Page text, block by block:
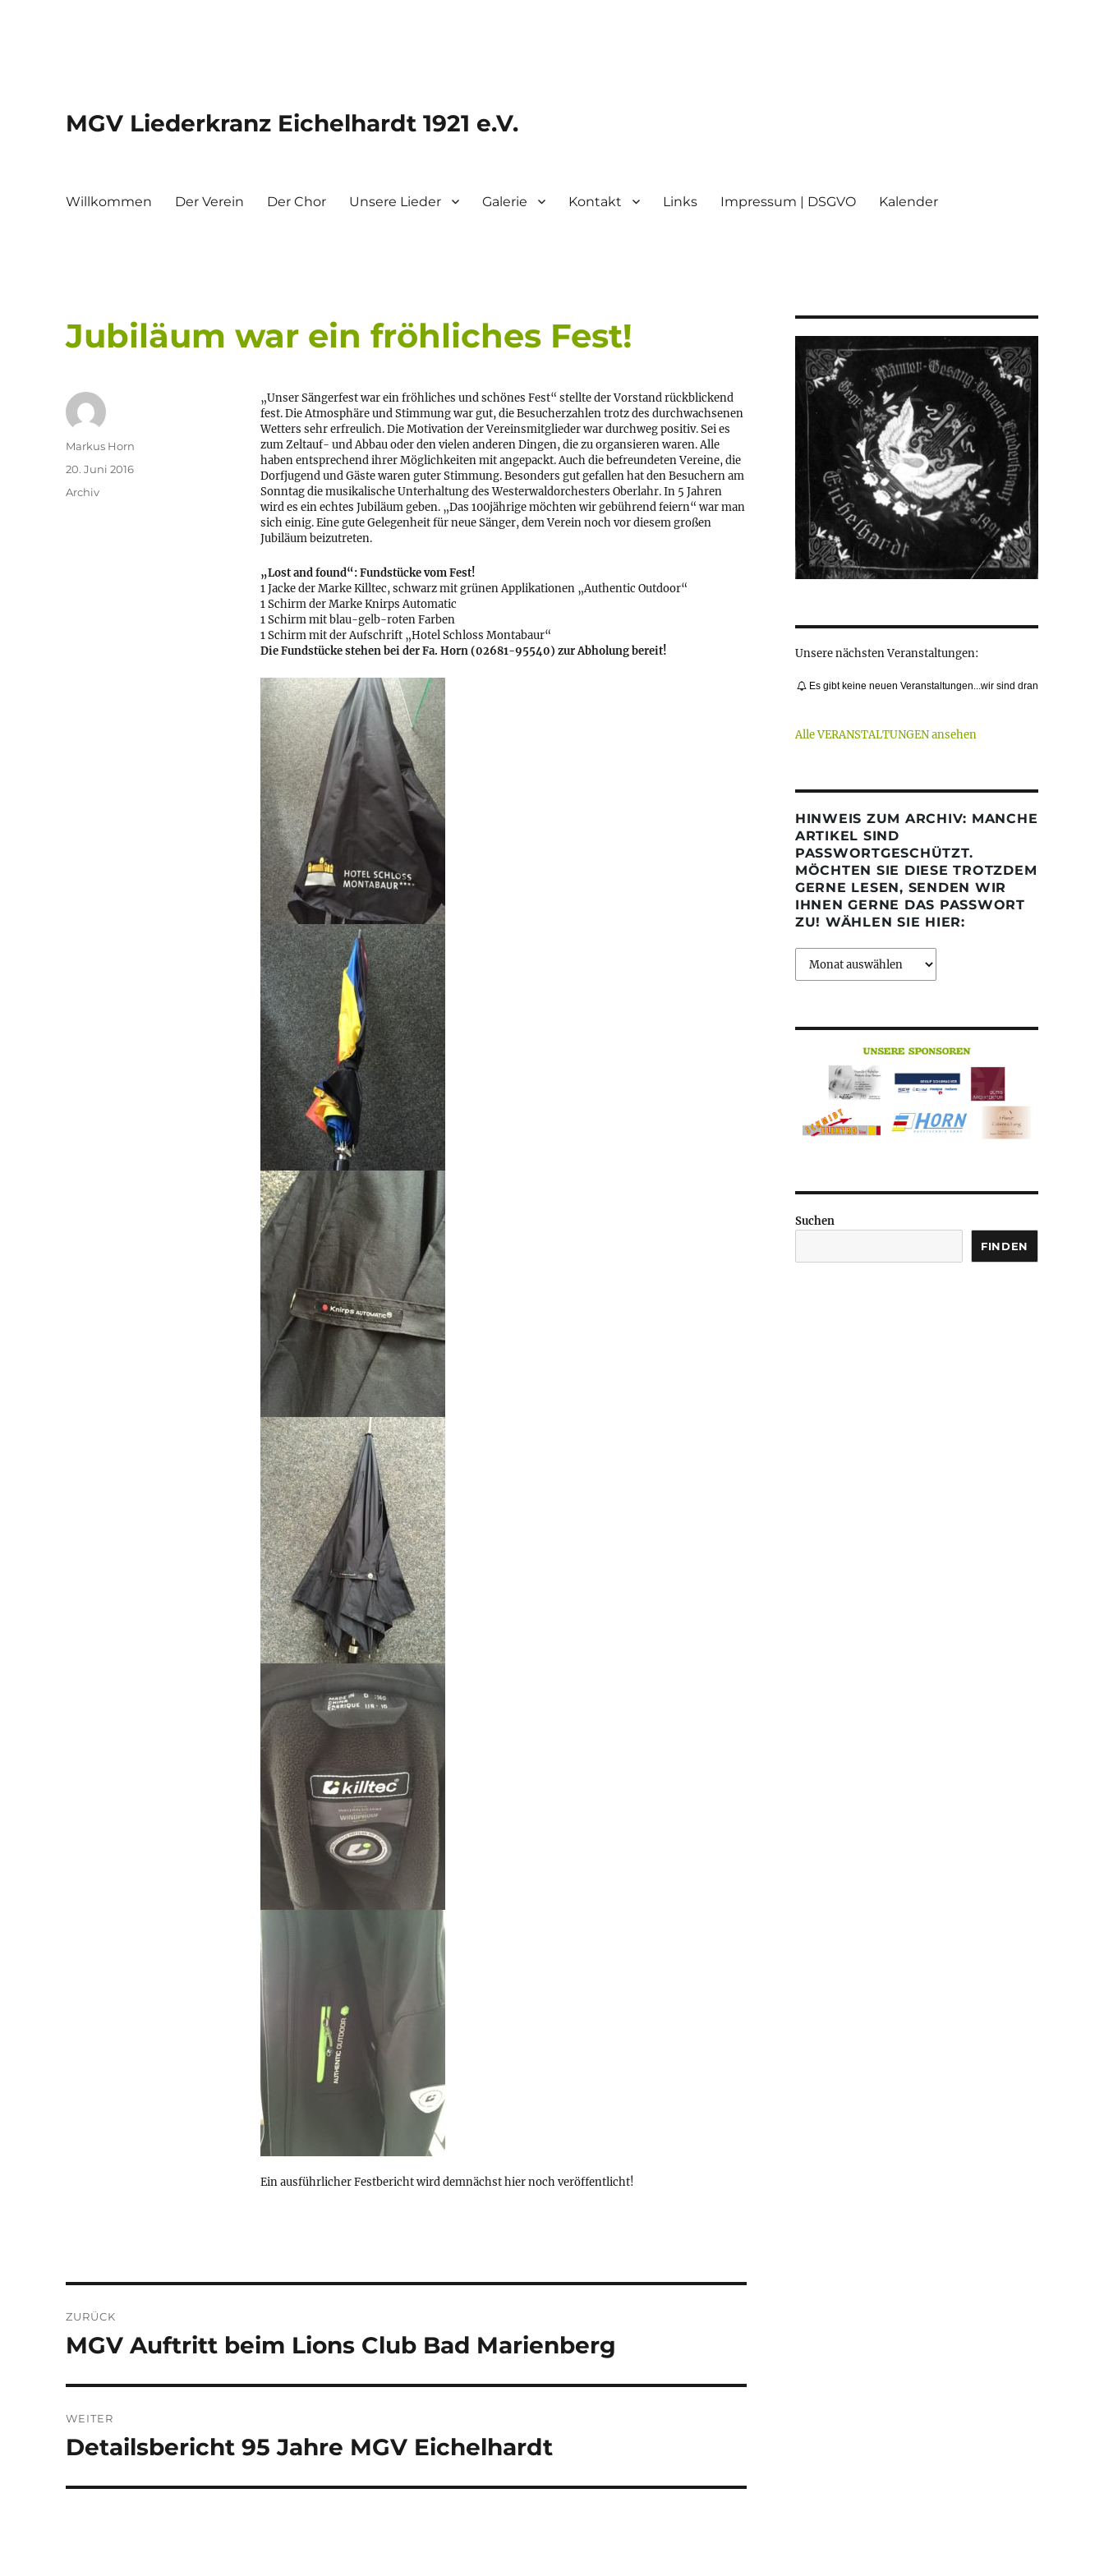
MGV Liederkranz Eichelhardt 1921 e.V.
Willkommen Der Verein Der Chor Unsere Lieder Galerie Kontakt Links Impressum | DSGVO Kalender
Jubiläum war ein fröhliches Fest!
„Unser Sängerfest war ein fröhliches und schönes Fest“ stellte der Vorstand rückblickend
fest. Die Atmosphäre und Stimmung war gut, die Besucherzahlen trotz des durchwachsenen
Wetters sehr erfreulich. Die Motivation der Vereinsmitglieder war durchweg positiv. Sei es
zum Zeltauf- und Abbau oder den vielen anderen Dingen, die zu organsieren waren. Alle
haben entsprechend ihrer Möglichkeiten mit angepackt. Auch die befreundeten Vereine, die
Dorfjugend und Gäste waren guter Stimmung. Besonders gut gefallen hat den Besuchern am
Sonntag die musikalische Unterhaltung des Westerwaldorchesters Oberlahr. In 5 Jahren
wird es ein echtes Jubiläum geben. „Das 100jährige möchten wir gebührend feiern“ war man
sich einig. Eine gute Gelegenheit für neue Sänger, dem Verein noch vor diesem großen
Jubiläum beizutreten.
„Lost and found“: Fundstücke vom Fest!
1 Jacke der Marke Killtec, schwarz mit grünen Applikationen „Authentic Outdoor“
1 Schirm der Marke Knirps Automatic
1 Schirm mit blau-gelb-roten Farben
1 Schirm mit der Aufschrift „Hotel Schloss Montabaur“
Die Fundstücke stehen bei der Fa. Horn (02681-95540) zur Abholung bereit!
Ein ausführlicher Festbericht wird demnächst hier noch veröffentlicht!
Autor
Markus Horn
Veröffentlicht
20. Juni 2016
Kategorien
Archiv
ZURÜCK
Vorheriger
MGV Auftritt beim Lions Club Bad Marienberg
WEITER
Nächster
Detailsbericht 95 Jahre MGV Eichelhardt
Unsere nächsten Veranstaltungen:
Es gibt keine neuen Veranstaltungen...wir sind dran
Alle VERANSTALTUNGEN ansehen
HINWEIS ZUM ARCHIV: MANCHE
ARTIKEL SIND
PASSWORTGESCHÜTZT.
MÖCHTEN SIE DIESE TROTZDEM
GERNE LESEN, SENDEN WIR
IHNEN GERNE DAS PASSWORT
ZU! WÄHLEN SIE HIER:
Suchen
FINDEN